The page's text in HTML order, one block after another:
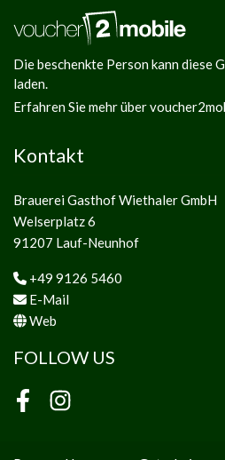
Die beschenkte Person kann diese
laden.
Erfahren Sie mehr über
Kontakt
Brauerei Gasthof Wiethaler GmbH
Welserplatz 6
91207 Lauf-Neunhof
+49 9126 5460
E-Mail
Web
FOLLOW US
FacebookInstagram